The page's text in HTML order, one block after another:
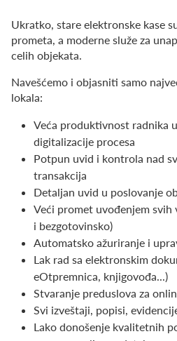
Ukratko, stare elektronske kase
prometa, a moderne služe za
celih objekata.
Navešćemo i objasniti samo
lokala:
Veća produktivnost radnika
digitalizacije procesa
Potpun uvid i kontrola nad
transakcija
Detaljan uvid u poslovanje
Veći promet uvođenjem
i bezgotovinsko)
Automatsko ažuriranje i
Lak rad sa elektronskim
eOtpremnica, knjigovođa...)
Stvaranje preduslova za
Svi izveštaji, popisi,
Lako donošenje kvalitetnih